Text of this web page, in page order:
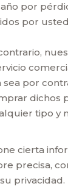
por
por
por
dichos
tipo y
cierta
precisa,